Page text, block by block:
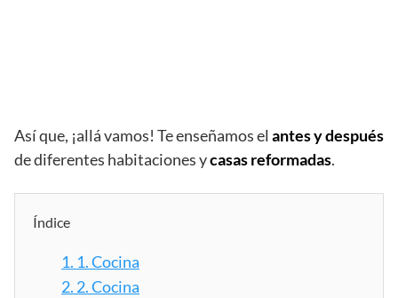
Así que, ¡allá vamos! Te enseñamos el antes y después
de diferentes habitaciones ycasas reformadas.
Índice
1. 1. Cocina
2. 2. Cocina